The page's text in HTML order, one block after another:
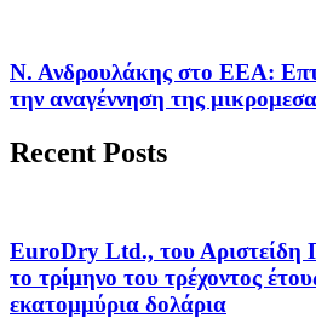
Ν. Ανδρουλάκης στο ΕΕΑ:
την αναγέννηση της
Recent Posts
EuroDry Ltd., του Αριστείδη
το τρίμηνο του τρέχοντος
εκατομμύρια δολάρια